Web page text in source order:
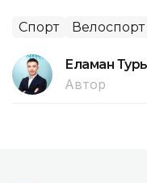
Спорт Велоспорт
Еламан
Автор